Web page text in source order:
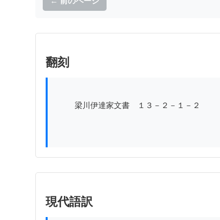
翻刻
現代語訳